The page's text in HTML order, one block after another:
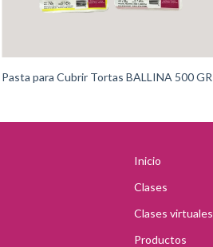
Pasta para Cubrir Tortas BALLINA 500 GR
Inicio
Clases
Clases virtuales
Productos